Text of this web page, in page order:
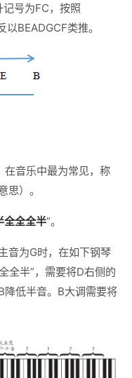
号为FC，按照
BEADGCF类推。
在音乐中最为常见，称
）。
全全全半”。
音为G时，在如下钢琴
全半”，需要将D右侧的
降低半音。B大调需要将